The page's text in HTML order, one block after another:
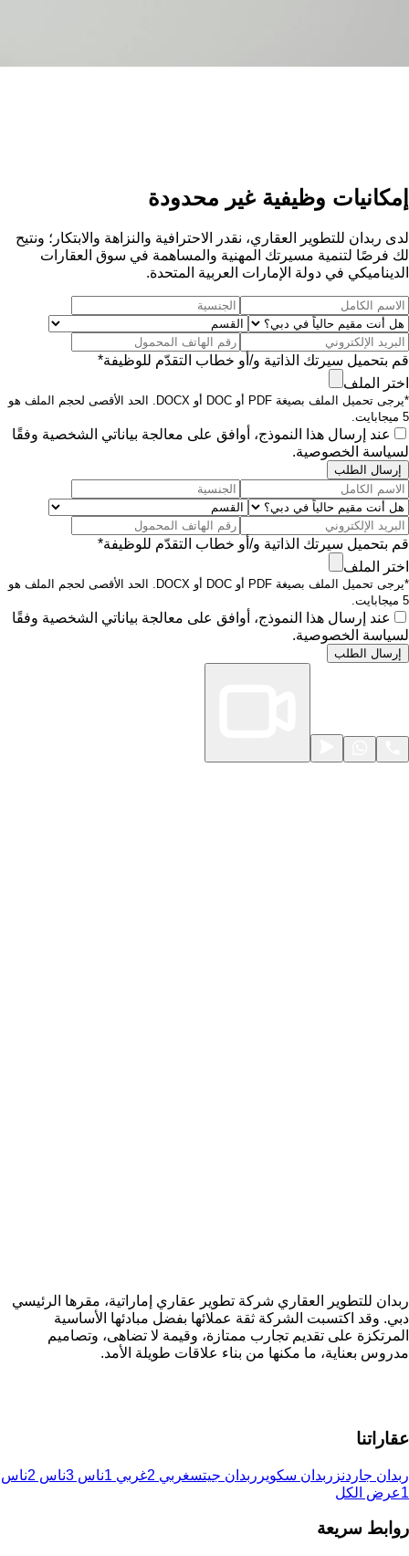
إمكانيات وظيفية غير محدودة
لدى ربدان للتطوير العقاري، نقدر الاحترافية والنزاهة والابتكار؛ ونتيح
لك فرصًا لتنمية مسيرتك المهنية والمساهمة في سوق العقارات
الديناميكي في دولة الإمارات العربية المتحدة.
قم بتحميل سيرتك الذاتية و/أو خطاب التقدّم للوظيفة*
اختر الملف
*يرجى تحميل الملف بصيغة PDF أو DOC أو DOCX. الحد الأقصى لحجم الملف هو
5 ميجابايت.
عند إرسال هذا النموذج، أوافق على معالجة بياناتي الشخصية وفقًا
لسياسة الخصوصية.
إرسال الطلب
قم بتحميل سيرتك الذاتية و/أو خطاب التقدّم للوظيفة*
اختر الملف
*يرجى تحميل الملف بصيغة PDF أو DOC أو DOCX. الحد الأقصى لحجم الملف هو
5 ميجابايت.
عند إرسال هذا النموذج، أوافق على معالجة بياناتي الشخصية وفقًا
لسياسة الخصوصية.
إرسال الطلب
ربدان للتطوير العقاري شركة تطوير عقاري إماراتية، مقرها الرئيسي
دبي. وقد اكتسبت الشركة ثقة عملائها بفضل مبادئها الأساسية
المرتكزة على تقديم تجارب ممتازة، وقيمة لا تضاهى، وتصاميم
مدروس بعناية، ما مكنها من بناء علاقات طويلة الأمد.
عقاراتنا
ربدان جاردنز ربدان سكوير ربدان جيتسغربي 2 غربي 1 ناس 3 ناس 2
ناس
1عرض الكل
روابط سريعة